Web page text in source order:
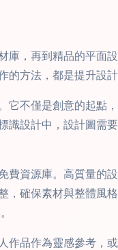
庫，再到精品的平面
方法，都是提升設計
它不僅是創意的起點
識設計中，設計圖需
費資源庫。高質量的
，確保素材與整體風
作品作為靈感參考，